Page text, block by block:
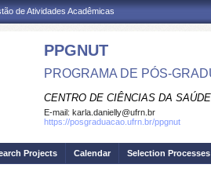
de Atividades Acadêmicas
PPGNUT
PROGRAMA DE PÓS-
CENTRO DE CIÊNCIAS DA SAÚDE
E-mail: karla.danielly@ufrn.br
https://posgraduacao.ufrn.br/ppgnut
Projects Calendar Selection Processes